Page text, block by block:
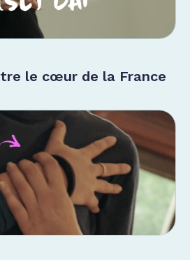
le cœur de la France